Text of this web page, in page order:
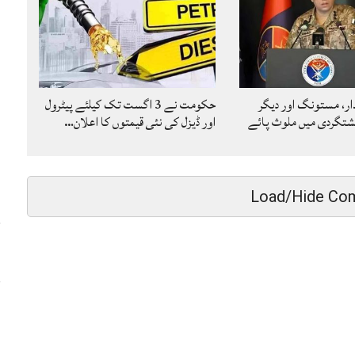
حکومت نے 3 اگست تک کیلئے پیٹرول
اور ڈیزل کی نئی قیمتوں کا اعلان…
مستونگ اور دیگر
میں ملوث پائے
Load/Hide